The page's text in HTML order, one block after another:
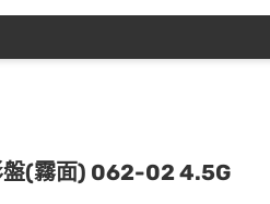
盤(霧面) 062-02 4.5G